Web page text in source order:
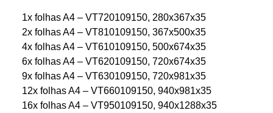
1x folhas A4 – VT720109150, 280x367x35
2x folhas A4 – VT810109150, 367x500x35
4x folhas A4 – VT610109150, 500x674x35
6x folhas A4 – VT620109150, 720x674x35
9x folhas A4 – VT630109150, 720x981x35
12x folhas A4 – VT660109150, 940x981x35
16x folhas A4 – VT950109150, 940x1288x35